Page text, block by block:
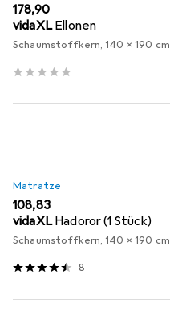
EUR
178,90
vidaXL Ellonen
Schaumstoffkern, 140 x 190 cm
Matratze
EUR
108,83
vidaXL Hadoror (1 Stück)
Schaumstoffkern, 140 x 190 cm
8